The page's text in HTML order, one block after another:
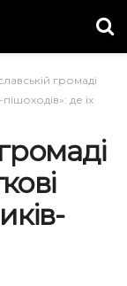
громаді
де їх